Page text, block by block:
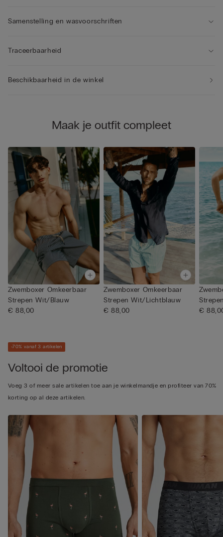
Samenstelling en wasvoorschriften
Traceerbaarheid
Beschikbaarheid in de winkel
Maak je outfit compleet
Zwemboxer Omkeerbaar
Strepen Wit/Blauw
€ 88,00
Zwemboxer Omkeerbaar
Strepen Wit/Lichtblauw
€ 88,00
€
-70% vanaf 3 artikelen
Voltooi de promotie
Voeg 3 of meer sale artikelen toe aan je winkelmandje en profiteer van 70%
korting op al deze artikelen.